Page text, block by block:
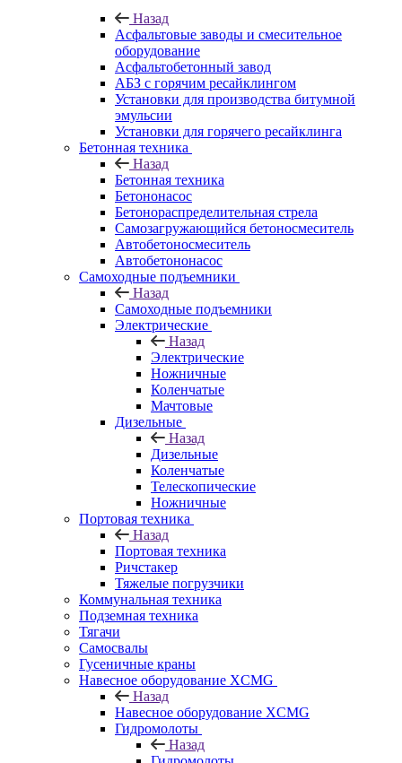
Назад
Асфальтовые заводы и смесительное
оборудование
Асфальтобетонный завод
АБЗ с горячим ресайклингом
Установки для производства битумной
эмульсии
Установки для горячего ресайклинга
Бетонная техника
Назад
Бетонная техника
Бетононасос
Бетонораспределительная стрела
Самозагружающийся бетоносмеситель
Автобетоносмеситель
Автобетононасос
Самоходные подъемники
Назад
Самоходные подъемники
Электрические
Назад
Электрические
Ножничные
Коленчатые
Мачтовые
Дизельные
Назад
Дизельные
Коленчатые
Телескопические
Ножничные
Портовая техника
Назад
Портовая техника
Ричстакер
Тяжелые погрузчики
Коммунальная техника
Подземная техника
Тягачи
Самосвалы
Гусеничные краны
Навесное оборудование XCMG
Назад
Навесное оборудование XCMG
Гидромолоты
Назад